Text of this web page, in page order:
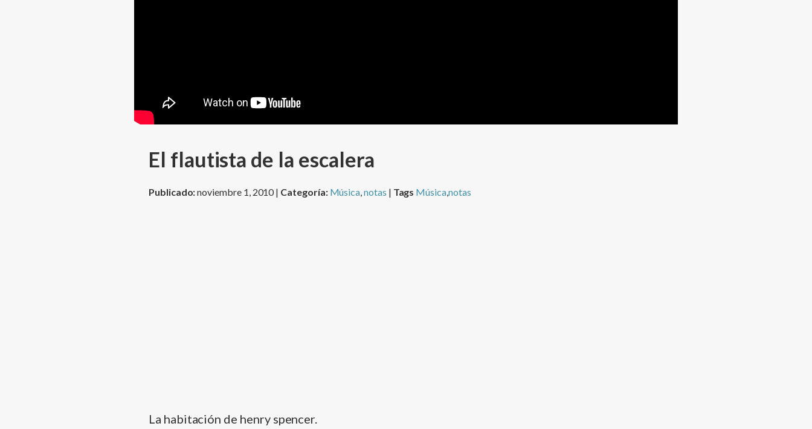
El flautista de la escalera
Publicado:noviembre 1, 2010 | Categoría: Música,notas | Tags Música,notas
La habitación de henry spencer.